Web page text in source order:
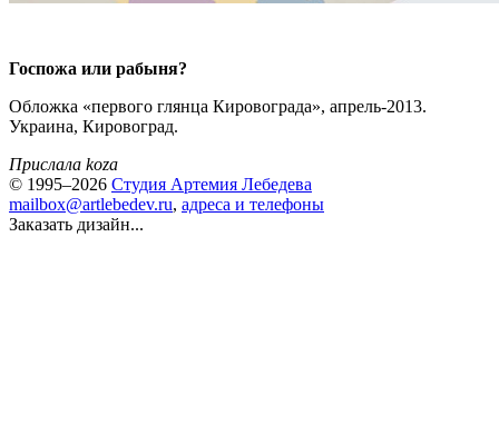
Госпожа или рабыня?
Обложка «первого глянца Кировограда», апрель-2013.
Украина, Кировоград.
Прислала koza
© 1995–2026 Студия Артемия Лебедева
mailbox@artlebedev.ru, адреса и телефоны
Заказать дизайн...